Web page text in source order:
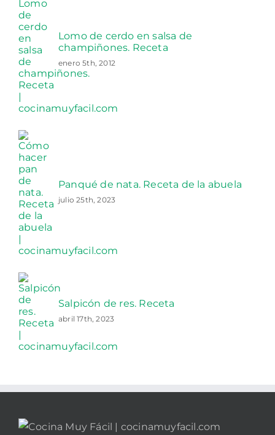
Lomo de cerdo en salsa de
champiñones. Receta
enero 5th, 2012
Panqué de nata. Receta de la abuela
julio 25th, 2023
Salpicón de res. Receta
abril 17th, 2023